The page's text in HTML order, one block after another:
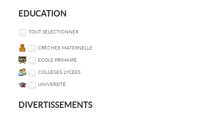
EDUCATION
TOUT SÉLECTIONNER
CRÈCHES, MATERNELLE
ECOLE PRIMAIRE
COLLÈGES, LYCÉES
UNIVERSITÉ
DIVERTISSEMENTS